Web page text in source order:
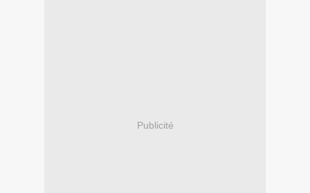
Publicité